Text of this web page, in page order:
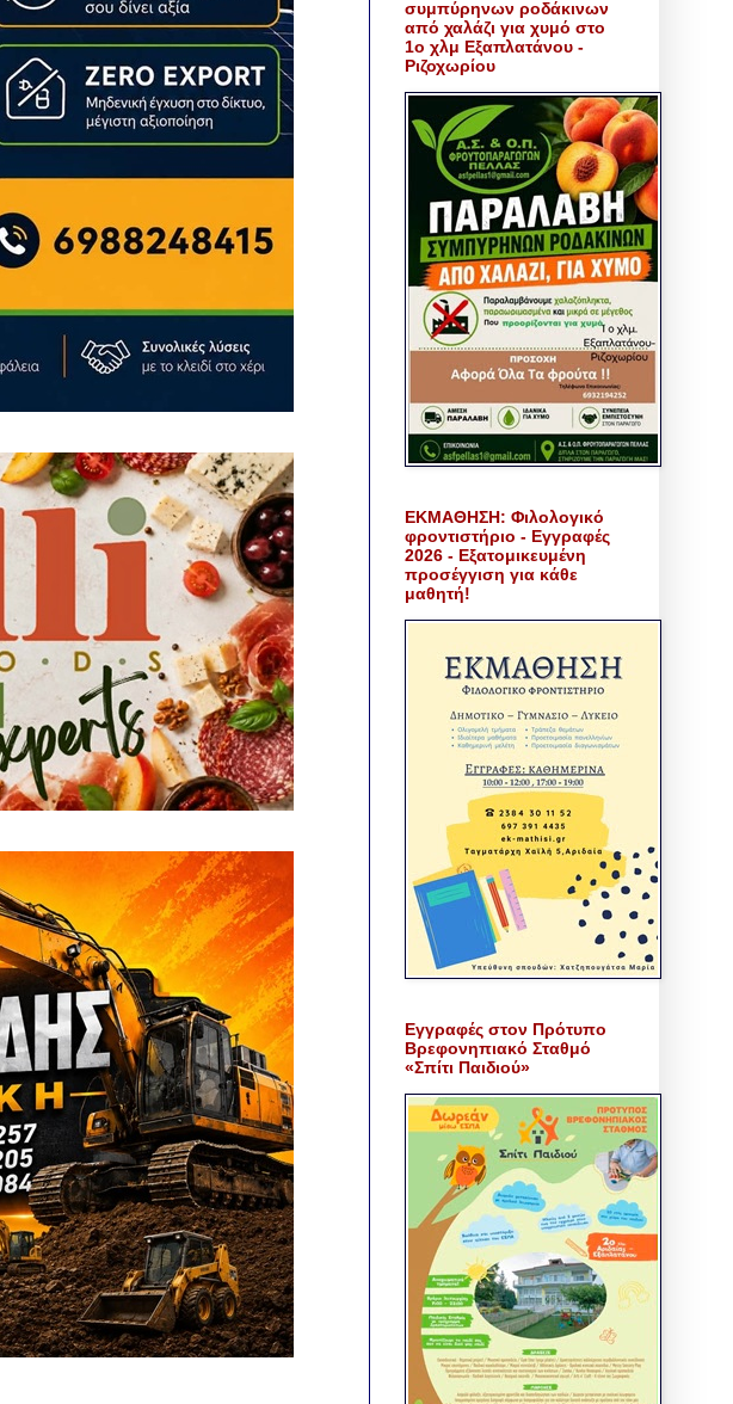
συμπύρηνων ροδάκινων
από χαλάζι για χυμό στο
1ο χλμ Εξαπλατάνου -
Ριζοχωρίου
ΕΚΜΑΘΗΣΗ: Φιλολογικό
φροντιστήριο - Εγγραφές
2026 - Εξατομικευμένη
προσέγγιση για κάθε
μαθητή!
Εγγραφές στον Πρότυπο
Βρεφονηπιακό Σταθμό
«Σπίτι Παιδιού»